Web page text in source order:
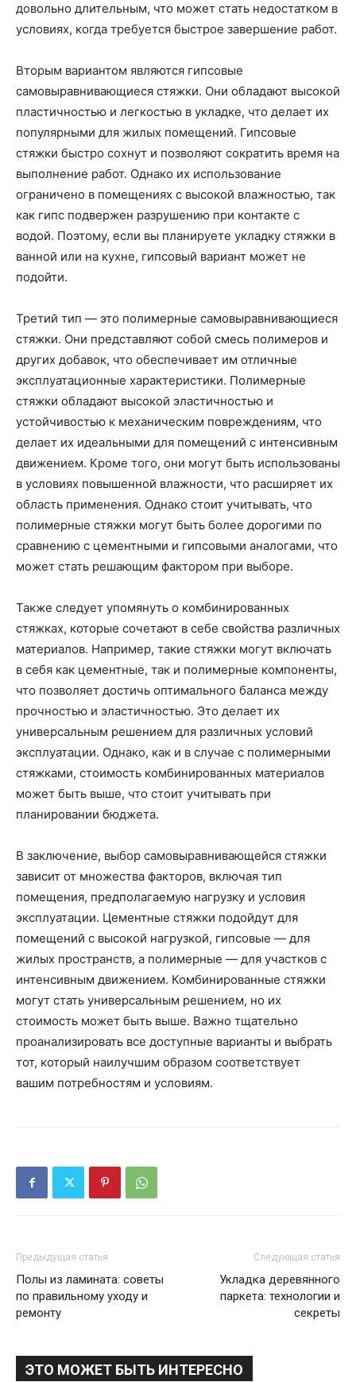
довольно длительным, что может стать недостатком в
условиях, когда требуется быстрое завершение работ.
Вторым вариантом являются гипсовые
самовыравнивающиеся стяжки. Они обладают высокой
пластичностью и легкостью в укладке, что делает их
популярными для жилых помещений. Гипсовые
стяжки быстро сохнут и позволяют сократить время на
выполнение работ. Однако их использование
ограничено в помещениях с высокой влажностью, так
как гипс подвержен разрушению при контакте с
водой. Поэтому, если вы планируете укладку стяжки в
ванной или на кухне, гипсовый вариант может не
подойти.
Третий тип — это полимерные самовыравнивающиеся
стяжки. Они представляют собой смесь полимеров и
других добавок, что обеспечивает им отличные
эксплуатационные характеристики. Полимерные
стяжки обладают высокой эластичностью и
устойчивостью к механическим повреждениям, что
делает их идеальными для помещений с интенсивным
движением. Кроме того, они могут быть использованы
в условиях повышенной влажности, что расширяет их
область применения. Однако стоит учитывать, что
полимерные стяжки могут быть более дорогими по
сравнению с цементными и гипсовыми аналогами, что
может стать решающим фактором при выборе.
Также следует упомянуть о комбинированных
стяжках, которые сочетают в себе свойства различных
материалов. Например, такие стяжки могут включать
в себя как цементные, так и полимерные компоненты,
что позволяет достичь оптимального баланса между
прочностью и эластичностью. Это делает их
универсальным решением для различных условий
эксплуатации. Однако, как и в случае с полимерными
стяжками, стоимость комбинированных материалов
может быть выше, что стоит учитывать при
планировании бюджета.
В заключение, выбор самовыравнивающейся стяжки
зависит от множества факторов, включая тип
помещения, предполагаемую нагрузку и условия
эксплуатации. Цементные стяжки подойдут для
помещений с высокой нагрузкой, гипсовые — для
жилых пространств, а полимерные — для участков с
интенсивным движением. Комбинированные стяжки
могут стать универсальным решением, но их
стоимость может быть выше. Важно тщательно
проанализировать все доступные варианты и выбрать
тот, который наилучшим образом соответствует
вашим потребностям и условиям.
Предыдущая статья
Полы из ламината: советы
по правильному уходу и
ремонту
Следующая статья
Укладка деревянного
паркета: технологии и
секреты
ЭТО МОЖЕТ БЫТЬ ИНТЕРЕСНО